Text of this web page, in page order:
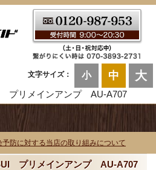
文字サイズ： 小 中 大
プリメインアンプ AU-A707
予防に対する当店の取り組みについて
プリメインアンプ AU-A707